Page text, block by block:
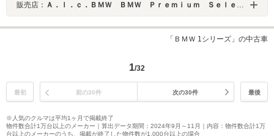
販売店： Ａ．ｌ．ｃ．ＢＭＷ ＢＭＷ Ｐｒｅｍｉｕｍ Ｓｅｌｅｃｔｉｏｎ 厚木 ／（株）ＡＬＣ Ｍｏｔｏｒｅｎ
「ＢＭＷ 1シリーズ」の中古車
1/32
最初 前の30件 次の30件 最後
※人気のクルマは平均1ヶ月で掲載終了
物件数合計1万台以上のメーカー｜算出データ期間：2024年9月～11月｜内容：物件数合計1万
台以上のメーカーのうち、掲載が終了した物件数が1,000台以上の場合